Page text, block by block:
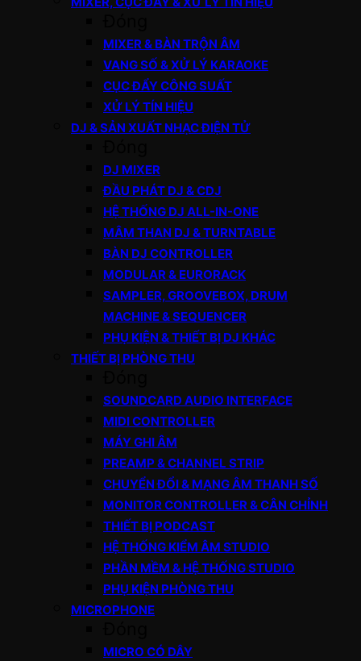
MIXER & BÀN TRỘN ÂM
VANG SỐ & XỬ LÝ KARAOKE
CỤC ĐẨY CÔNG SUẤT
XỬ LÝ TÍN HIỆU
DJ & SẢN XUẤT NHẠC ĐIỆN TỬ
DJ MIXER
ĐẦU PHÁT DJ & CDJ
HỆ THỐNG DJ ALL-IN-ONE
MÂM THAN DJ & TURNTABLE
BÀN DJ CONTROLLER
MODULAR & EURORACK
SAMPLER, GROOVEBOX, DRUM
MACHINE & SEQUENCER
PHỤ KIỆN & THIẾT BỊ DJ KHÁC
THIẾT BỊ PHÒNG THU
SOUNDCARD AUDIO INTERFACE
MIDI CONTROLLER
MÁY GHI ÂM
PREAMP & CHANNEL STRIP
CHUYỂN ĐỔI & MẠNG ÂM THANH SỐ
MONITOR CONTROLLER & CÂN CHỈNH
THIẾT BỊ PODCAST
HỆ THỐNG KIỂM ÂM STUDIO
PHẦN MỀM & HỆ THỐNG STUDIO
PHỤ KIỆN PHÒNG THU
MICROPHONE
MICRO CÓ DÂY